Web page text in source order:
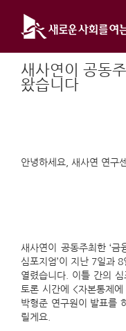
content
새사연이 공동
왔습니다
안녕하세요, 새사연 연구
새사연이 공동주최한 ‘금
심포지엄’이 지난 7일과
열렸습니다. 이틀 간의
토론 시간에 <자본통제
박형준 연구원이 발표를
릴게요.